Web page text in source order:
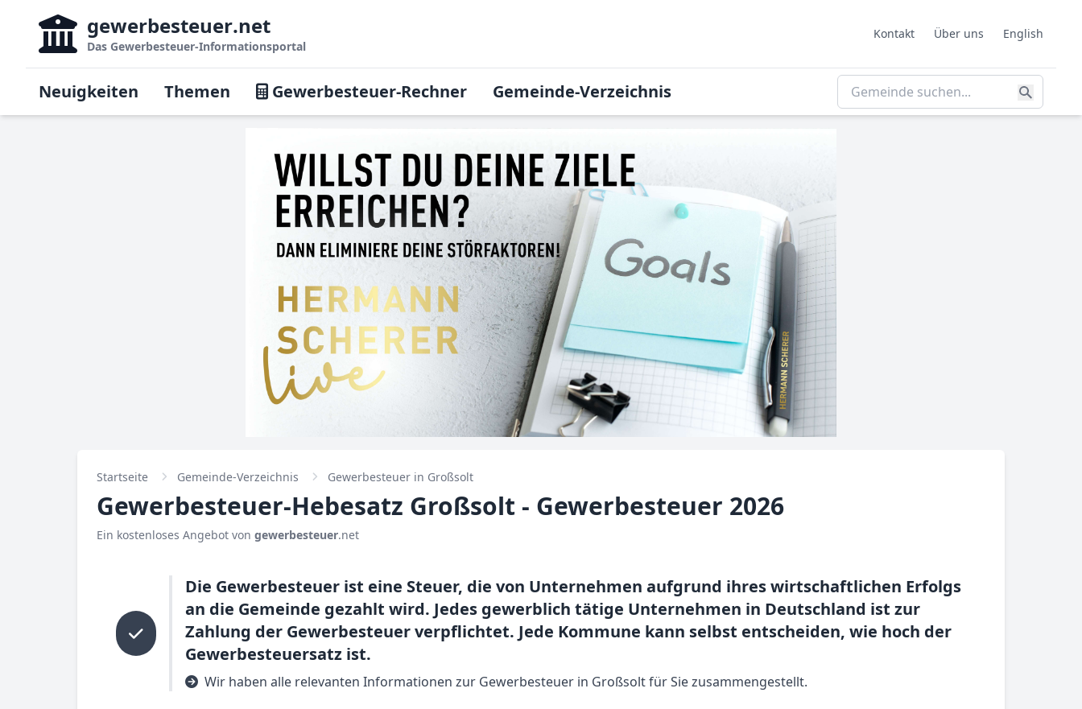
gewerbesteuer.net
Das Gewerbesteuer-Informationsportal
Kontakt Über uns English
Neuigkeiten Themen Gewerbesteuer-Rechner Gemeinde-Verzeichnis
Startseite Gemeinde-Verzeichnis Gewerbesteuer in Großsolt
Gewerbesteuer-Hebesatz Großsolt - Gewerbesteuer 2026
Ein kostenloses Angebot von gewerbesteuer.net
Die Gewerbesteuer ist eine Steuer, die von Unternehmen aufgrund ihres wirtschaftlichen Erfolgs
an die Gemeinde gezahlt wird. Jedes gewerblich tätige Unternehmen in Deutschland ist zur
Zahlung der Gewerbesteuer verpflichtet. Jede Kommune kann selbst entscheiden, wie hoch der
Gewerbesteuersatz ist.
Wir haben alle relevanten Informationen zur Gewerbesteuer in Großsolt für Sie zusammengestellt.